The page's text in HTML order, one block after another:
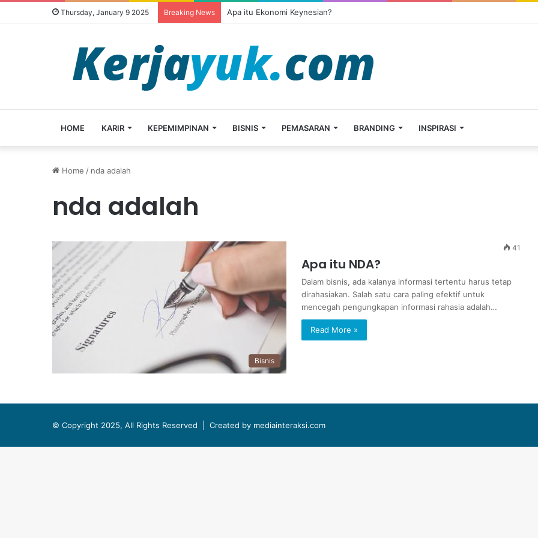
Thursday, January 9 2025 Breaking News Apa itu Ekonomi Keynesian?
HOME KARIR KEPEMIMPINAN BISNIS PEMASARAN BRANDING INSPIRASI
Home / nda adalah
nda adalah
Bisnis
41
Apa itu NDA?
Dalam bisnis, ada kalanya informasi tertentu harus tetap
dirahasiakan. Salah satu cara paling efektif untuk
mencegah pengungkapan informasi rahasia adalah…
Read More »
© Copyright 2025, All Rights Reserved | Created by mediainteraksi.com